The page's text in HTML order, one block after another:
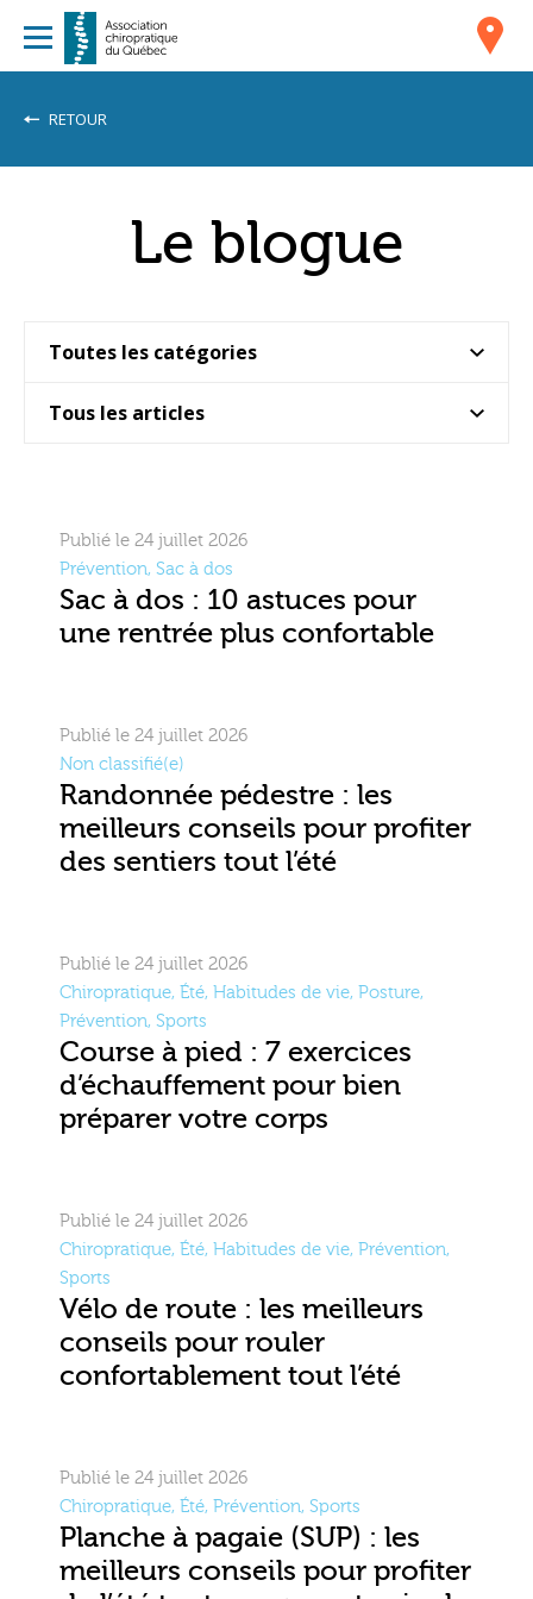
RETOUR
Le blogue
Publié le 24 juillet 2026
Prévention, Sac à dos
Sac à dos : 10 astuces pour
une rentrée plus confortable
Publié le 24 juillet 2026
Non classifié(e)
Randonnée pédestre : les
meilleurs conseils pour profiter
des sentiers tout l’été
Publié le 24 juillet 2026
Chiropratique, Été, Habitudes de vie, Posture,
Prévention, Sports
Course à pied : 7 exercices
d’échauffement pour bien
préparer votre corps
Publié le 24 juillet 2026
Chiropratique, Été, Habitudes de vie, Prévention,
Sports
Vélo de route : les meilleurs
conseils pour rouler
confortablement tout l’été
Publié le 24 juillet 2026
Chiropratique, Été, Prévention, Sports
Planche à pagaie (SUP) : les
meilleurs conseils pour profiter